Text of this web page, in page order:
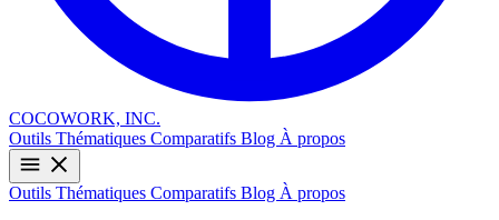
COCOWORK, INC.
Outils Thématiques Comparatifs Blog À propos
Outils Thématiques Comparatifs Blog À propos